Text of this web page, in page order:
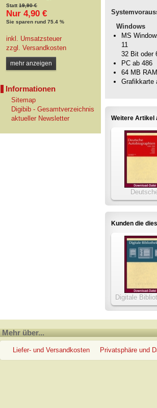
Statt19,90 €
Nur 4,90 €
Sie sparen rund 75.4 %
inkl. Umsatzsteuer
zzgl. Versandkosten
mehr anzeigen
Informationen
Sitemap
Digibib - Gesamtverzeichnis
aktueller Newsletter
Windows
MS
11
32 Bit oder
PC ab 486
64 MB RAM
Grafikkarte
Weitere Artikel
1930
Kunden die
Digitale
Mehr über...
Liefer- und Versandkosten Privatsphäre und